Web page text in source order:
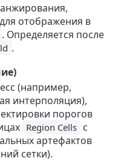
отображения в
. Определяется после
.
(например,
интерполяция),
порогов
Region Cells с
артефактов
сетки).